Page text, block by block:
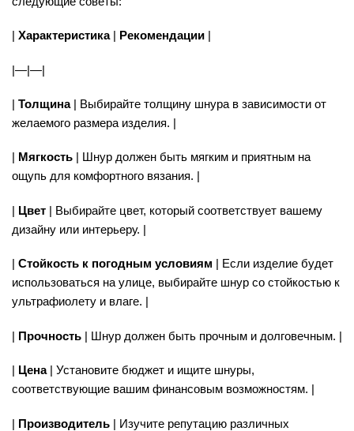
| Характеристика| Рекомендации |
|—|—|
| Толщина| Выбирайте толщину шнура в зависимости от
желаемого размера изделия. |
| Мягкость | Шнур должен быть мягким и приятным на
ощупь для комфортного вязания. |
| Цвет | Выбирайте цвет, который соответствует вашему
дизайну или интерьеру. |
| Стойкость к погодным условиям | Если изделие будет
использоваться на улице, выбирайте шнур со стойкостью к
ультрафиолету и влаге. |
| Прочность | Шнур должен быть прочным и долговечным. |
| Цена| Установите бюджет и ищите шнуры,
соответствующие вашим финансовым возможностям. |
| Производитель | Изучите репутацию различных